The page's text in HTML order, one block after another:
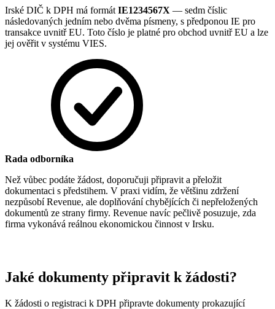
Irské DIČ k DPH má formát IE1234567X — sedm číslic
následovaných jedním nebo dvěma písmeny, s předponou IE pro
transakce uvnitř EU. Toto číslo je platné pro obchod uvnitř EU a lze
jej ověřit v systému VIES.
Rada odborníka
Než vůbec podáte žádost, doporučuji připravit a přeložit
dokumentaci s předstihem. V praxi vidím, že většinu zdržení
nezpůsobí Revenue, ale doplňování chybějících či nepřeložených
dokumentů ze strany firmy. Revenue navíc pečlivě posuzuje, zda
firma vykonává reálnou ekonomickou činnost v Irsku.
Jaké dokumenty připravit k žádosti?
K žádosti o registraci k DPH připravte dokumenty prokazující